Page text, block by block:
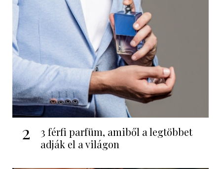
2
3 férfi parfüm, amiből a legtöbbet
adják el a világon